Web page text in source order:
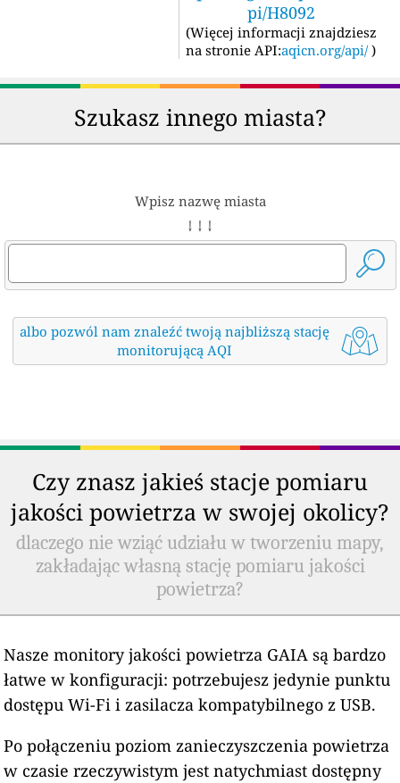
pi/H8092
(Więcej informacji znajdziesz
na stronie API:aqicn.org/api/ )
Szukasz innego miasta?
Wpisz nazwę miasta
↓ ↓ ↓
albo pozwól nam znaleźć twoją najbliższą stację
monitorującą AQI
Czy znasz jakieś stacje pomiaru
jakości powietrza w swojej okolicy?
dlaczego nie wziąć udziału w tworzeniu mapy,
zakładając własną stację pomiaru jakości
powietrza?
Nasze monitory jakości powietrza GAIA są bardzo
łatwe w konfiguracji: potrzebujesz jedynie punktu
dostępu Wi-Fi i zasilacza kompatybilnego z USB.
Po połączeniu poziom zanieczyszczenia powietrza
w czasie rzeczywistym jest natychmiast dostępny